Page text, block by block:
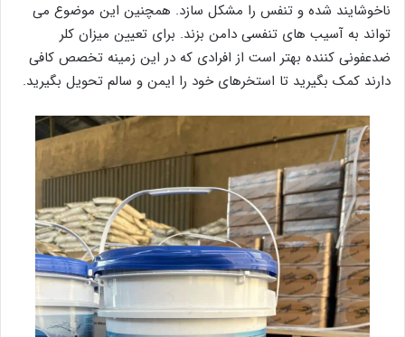
ناخوشایند شده و تنفس را مشکل سازد. همچنین این موضوع می
تواند به آسیب های تنفسی دامن بزند. برای تعیین میزان کلر
ضدعفونی کننده بهتر است از افرادی که در این زمینه تخصص کافی
دارند کمک بگیرید تا استخرهای خود را ایمن و سالم تحویل بگیرید.